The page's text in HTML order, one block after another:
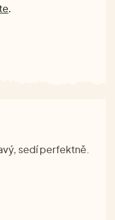
.
sedí perfektně.